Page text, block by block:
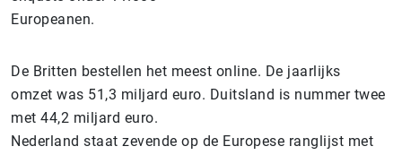
Europeanen.
De Britten bestellen het meest online. De jaarlijks
omzet was 51,3 miljard euro. Duitsland is nummer twee
met 44,2 miljard euro.
Nederland staat zevende op de Europese ranglijst met